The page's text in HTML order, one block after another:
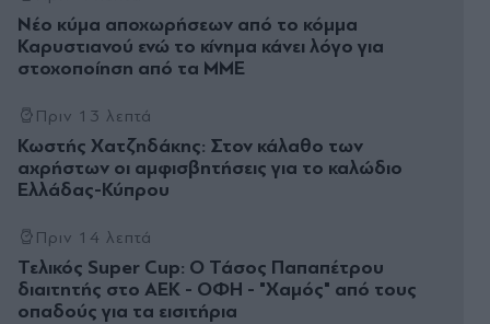
Νέο κύμα αποχωρήσεων από το κόμμα
Καρυστιανού ενώ το κίνημα κάνει λόγο για
στοχοποίηση από τα ΜΜΕ
Πριν 13 λεπτά
Κωστής Χατζηδάκης: Στον κάλαθο των
αχρήστων οι αμφισβητήσεις για το καλώδιο
Ελλάδας-Κύπρου
Πριν 14 λεπτά
Τελικός Super Cup: Ο Τάσος Παπαπέτρου
διαιτητής στο ΑΕΚ - ΟΦΗ - "Χαμός" από τους
οπαδούς για τα εισιτήρια